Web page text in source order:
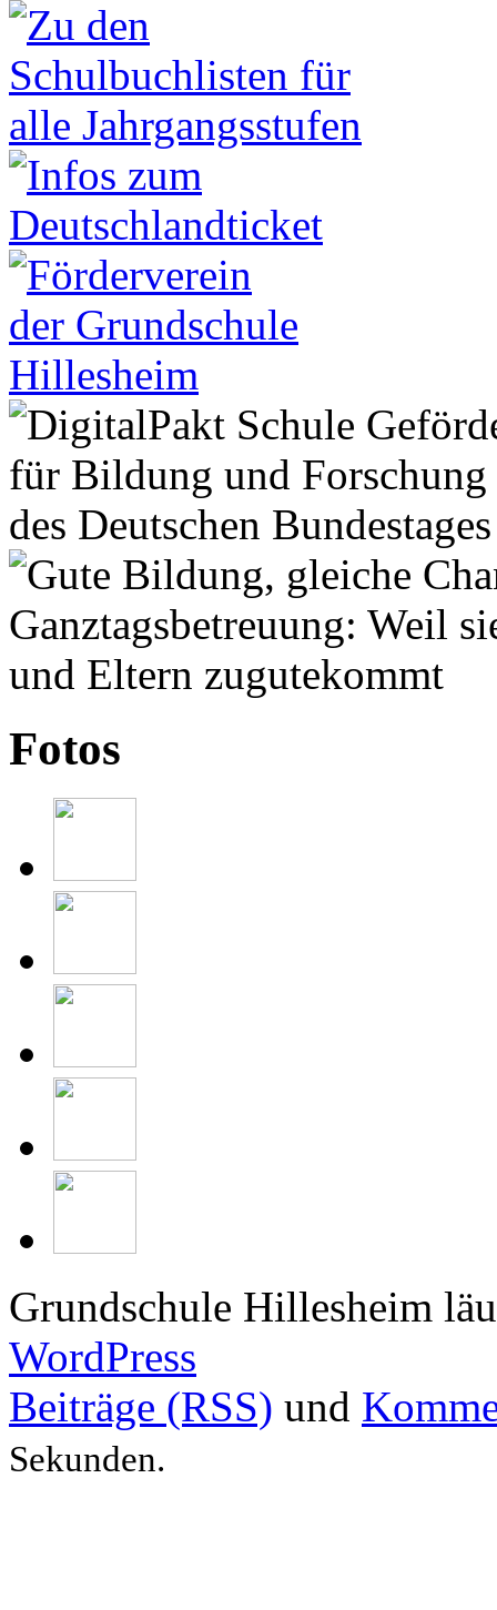
Fotos
Grundschule Hillesheim
WordPress
Beiträge (RSS) und
Sekunden.